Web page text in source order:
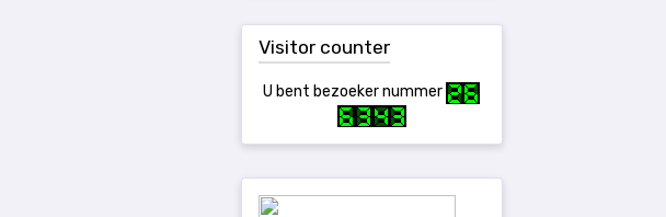
Visitor counter
U bent bezoeker nummer